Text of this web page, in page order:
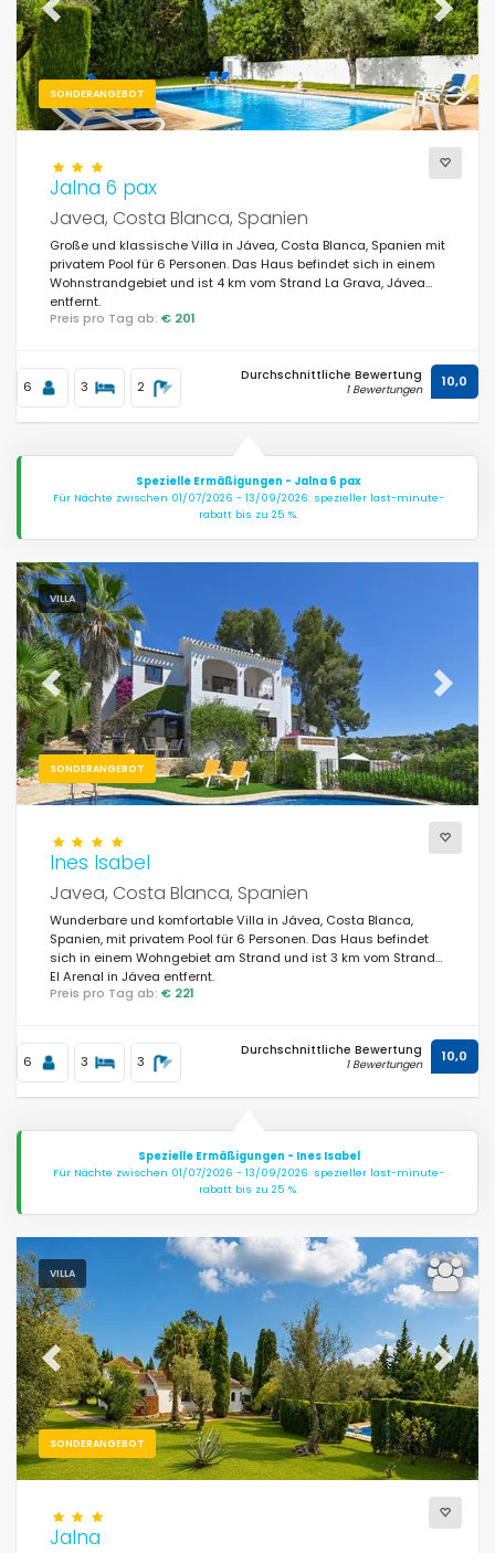
Weitere Kategorien
SONDERANGEBOT
Previous Next
Jalna 6 pax
Javea, Costa Blanca, Spanien
Große und klassische Villa in Jávea, Costa Blanca, Spanien mit
privatem Pool für 6 Personen. Das Haus befindet sich in einem
Wohnstrandgebiet und ist 4 km vom Strand La Grava, Jávea
entfernt.
Preis pro Tag ab: € 201
6 3 2
Durchschnittliche Bewertung
1 Bewertungen 10,0
Spezielle Ermäßigungen - Jalna 6 pax
Für Nächte zwischen 01/07/2026 - 13/09/2026: spezieller last-minute-
rabatt bis zu 25 %.
VILLA
SONDERANGEBOT
Previous Next
Ines Isabel
Javea, Costa Blanca, Spanien
Wunderbare und komfortable Villa in Jávea, Costa Blanca,
Spanien, mit privatem Pool für 6 Personen. Das Haus befindet
sich in einem Wohngebiet am Strand und ist 3 km vom Strand
El Arenal in Jávea entfernt.
Preis pro Tag ab: € 221
6 3 3
Durchschnittliche Bewertung
1 Bewertungen 10,0
Spezielle Ermäßigungen - Ines Isabel
Für Nächte zwischen 01/07/2026 - 13/09/2026: spezieller last-minute-
rabatt bis zu 25 %.
VILLA
SONDERANGEBOT
Previous Next
Jalna